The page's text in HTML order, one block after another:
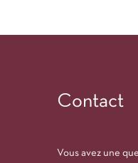
Contact
Vous avez une